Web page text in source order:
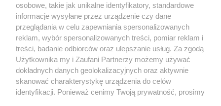
Regulamin konkursów
śniadaniówka "Hej
Szczecin! Jest piątek!"
Partnerzy
Praca Szczecin
osobowe, takie jak unikalne identyfikatory, standardowe
informacje wysyłane przez urządzenie czy dane
przeglądania w celu zapewniania spersonalizowanych
reklam, wybór spersonalizowanych treści, pomiar reklam i
treści, badanie odbiorców oraz ulepszanie usług. Za zgodą
Użytkownika my i Zaufani Partnerzy możemy używać
dokładnych danych geolokalizacyjnych oraz aktywnie
skanować charakterystykę urządzenia do celów
identyfikacji. Ponieważ cenimy Twoją prywatność, prosimy